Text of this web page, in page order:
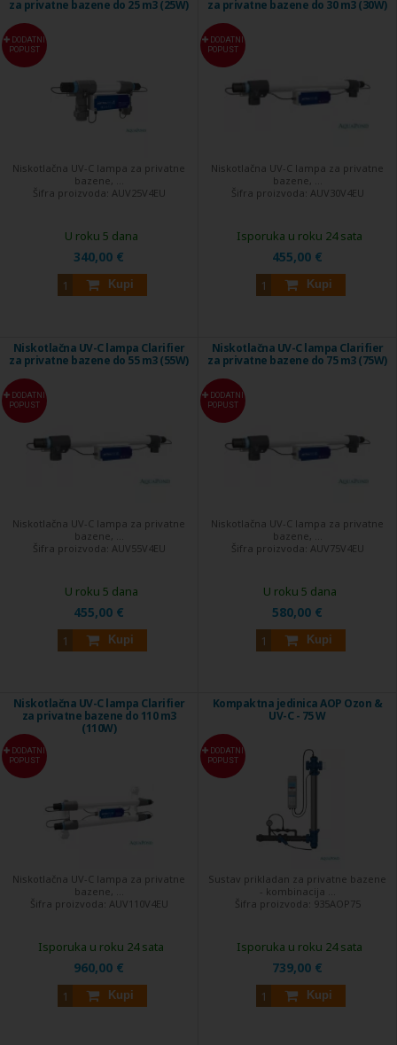
za privatne bazene do 25 m3 (25W)
DODATNI
POPUST
Niskotlačna UV-C lampa za privatne
bazene, ...
Šifra proizvoda: AUV25V4EU
340,00 €
Kupi
U roku 5 dana
za privatne bazene do 30 m3 (30W)
DODATNI
POPUST
Niskotlačna UV-C lampa za privatne
bazene, ...
Šifra proizvoda: AUV30V4EU
455,00 €
Kupi
Isporuka u roku 24 sata
Niskotlačna UV-C lampa Clarifier
za privatne bazene do 55 m3 (55W)
DODATNI
POPUST
Niskotlačna UV-C lampa za privatne
bazene, ...
Šifra proizvoda: AUV55V4EU
455,00 €
Kupi
U roku 5 dana
Niskotlačna UV-C lampa Clarifier
za privatne bazene do 75 m3 (75W)
DODATNI
POPUST
Niskotlačna UV-C lampa za privatne
bazene, ...
Šifra proizvoda: AUV75V4EU
580,00 €
Kupi
U roku 5 dana
Niskotlačna UV-C lampa Clarifier
za privatne bazene do 110 m3
(110W)
DODATNI
POPUST
Niskotlačna UV-C lampa za privatne
bazene, ...
Šifra proizvoda: AUV110V4EU
960,00 €
Kupi
Isporuka u roku 24 sata
Kompaktna jedinica AOP Ozon &
UV-C - 75 W
DODATNI
POPUST
Sustav prikladan za privatne bazene
- kombinacija ...
Šifra proizvoda: 935AOP75
739,00 €
Kupi
Isporuka u roku 24 sata